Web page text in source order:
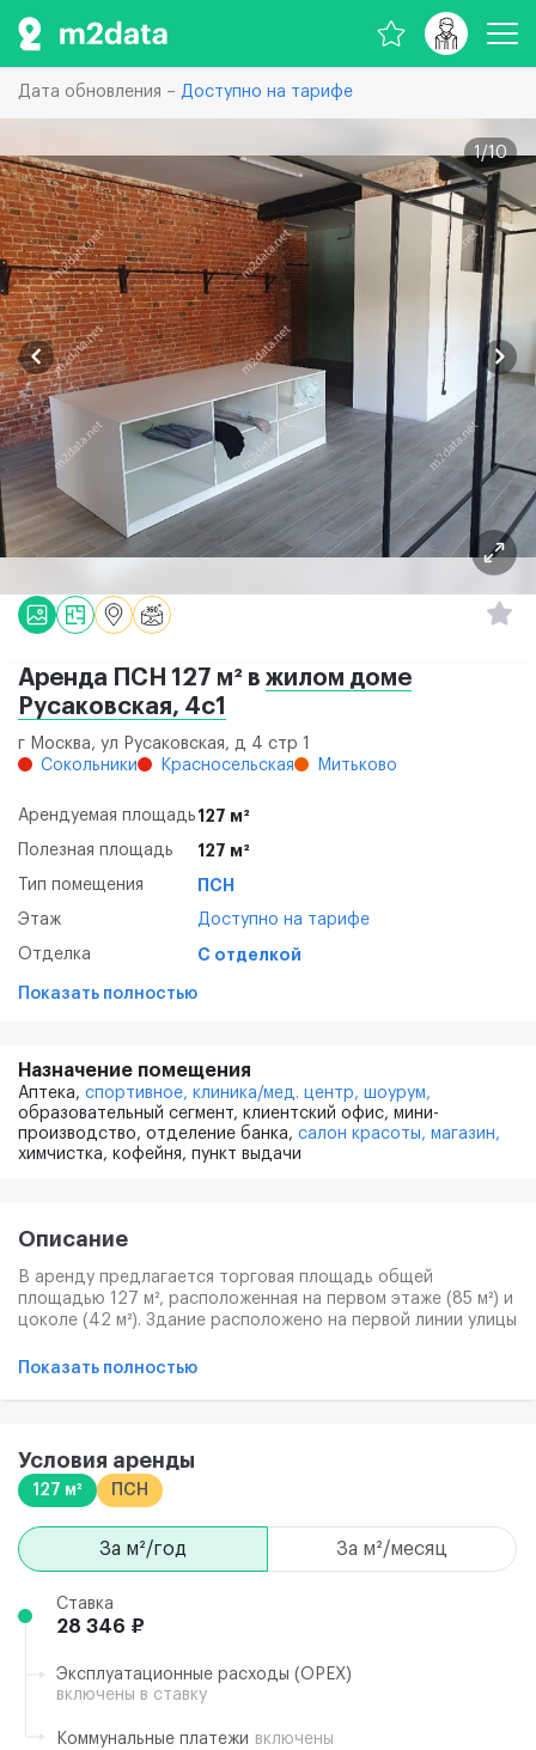
Дата обновления – Доступно на тарифе
1/10
Аренда ПСН 127 м² в жилом доме
Русаковская, 4с1
г Москва, ул Русаковская, д 4 стр 1
Сокольники
Красносельская Митьково
Арендуемая площадь 127 м²
Полезная площадь 127 м²
Тип помещения ПСН
Этаж Доступно на тарифе
Отделка С отделкой
Показать полностью
Назначение помещения
Аптека, спортивное, клиника/мед. центр, шоурум,
образовательный сегмент, клиентский офис, мини-
производство, отделение банка, салон красоты, магазин,
химчистка, кофейня, пункт выдачи
Описание
В аренду предлагается торговая площадь общей
площадью 127 м², расположенная на первом этаже (85 м²) и
цоколе (42 м²). Здание расположено на первой линии улицы
торг.
Показать полностью
Условия аренды
127 м² ПСН
за м²/год за м²/месяц
Ставка
28 346 ₽
Эксплуатационные расходы (ОРЕХ)
включены в ставку
Коммунальные платежи включены